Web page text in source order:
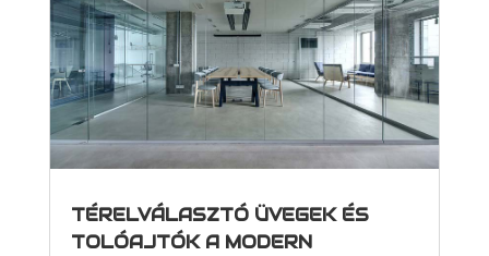
A tolóajtó és térelválasztó üveg elképesztően
sok lehetőséget tartogat, extra funkcióval és
stílussal megszínezve a modern ingatlanokat!
Sokoldalúságuknak köszönhetően az üvegből
készült belsőépítészeti elemek számos
lakberendezési problémára kínálnak
megoldást,...
TÉRELVÁLASZTÓ ÜVEGEK ÉS
TOLÓAJTÓK A MODERN